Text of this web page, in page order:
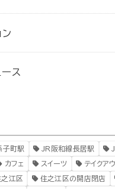
ス
子町駅 JR阪和線長居駅
カフェ スイーツ テイクア
之江区 住之江区の開店閉店